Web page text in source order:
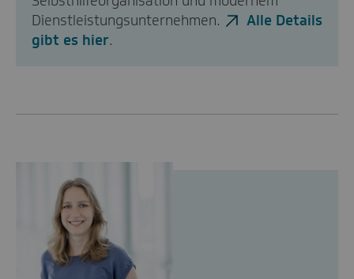
Dienstleistungsunternehmen.
Alle Details
gibt es hier.